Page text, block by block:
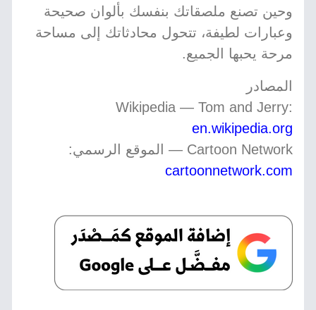
وحين تصنع ملصقاتك بنفسك بألوان صحيحة
وعبارات لطيفة، تتحول محادثاتك إلى مساحة
مرحة يحبها الجميع.
المصادر
Wikipedia — Tom and Jerry:
en.wikipedia.org
Cartoon Network — الموقع الرسمي:
cartoonnetwork.com